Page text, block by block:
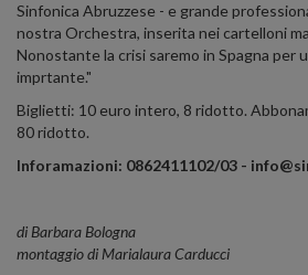
Sinfonica Abruzzese - e grande
nostra Orchestra, inserita nei cartelloni
Nonostante la crisi saremo in Spagna per
imprtante."
Biglietti: 10 euro intero, 8 ridotto.
80 ridotto.
Inforamazioni: 0862411102/03 -
di Barbara Bologna
montaggio di Marialaura Carducci